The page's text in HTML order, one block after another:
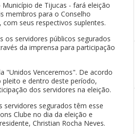
de Tijucas - fará eleição
membros para o Conselho
seus respectivos suplentes.
os servidores públicos segurados
da imprensa para participação
"Unidos Venceremos". De acordo
pleito e dentro deste período,
dos servidores na eleição.
segurados têm esse
Clube no dia da eleição e
Christian Rocha Neves.